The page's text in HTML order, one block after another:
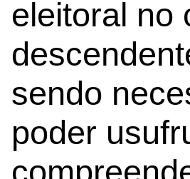
eleitoral no
sendo
poder